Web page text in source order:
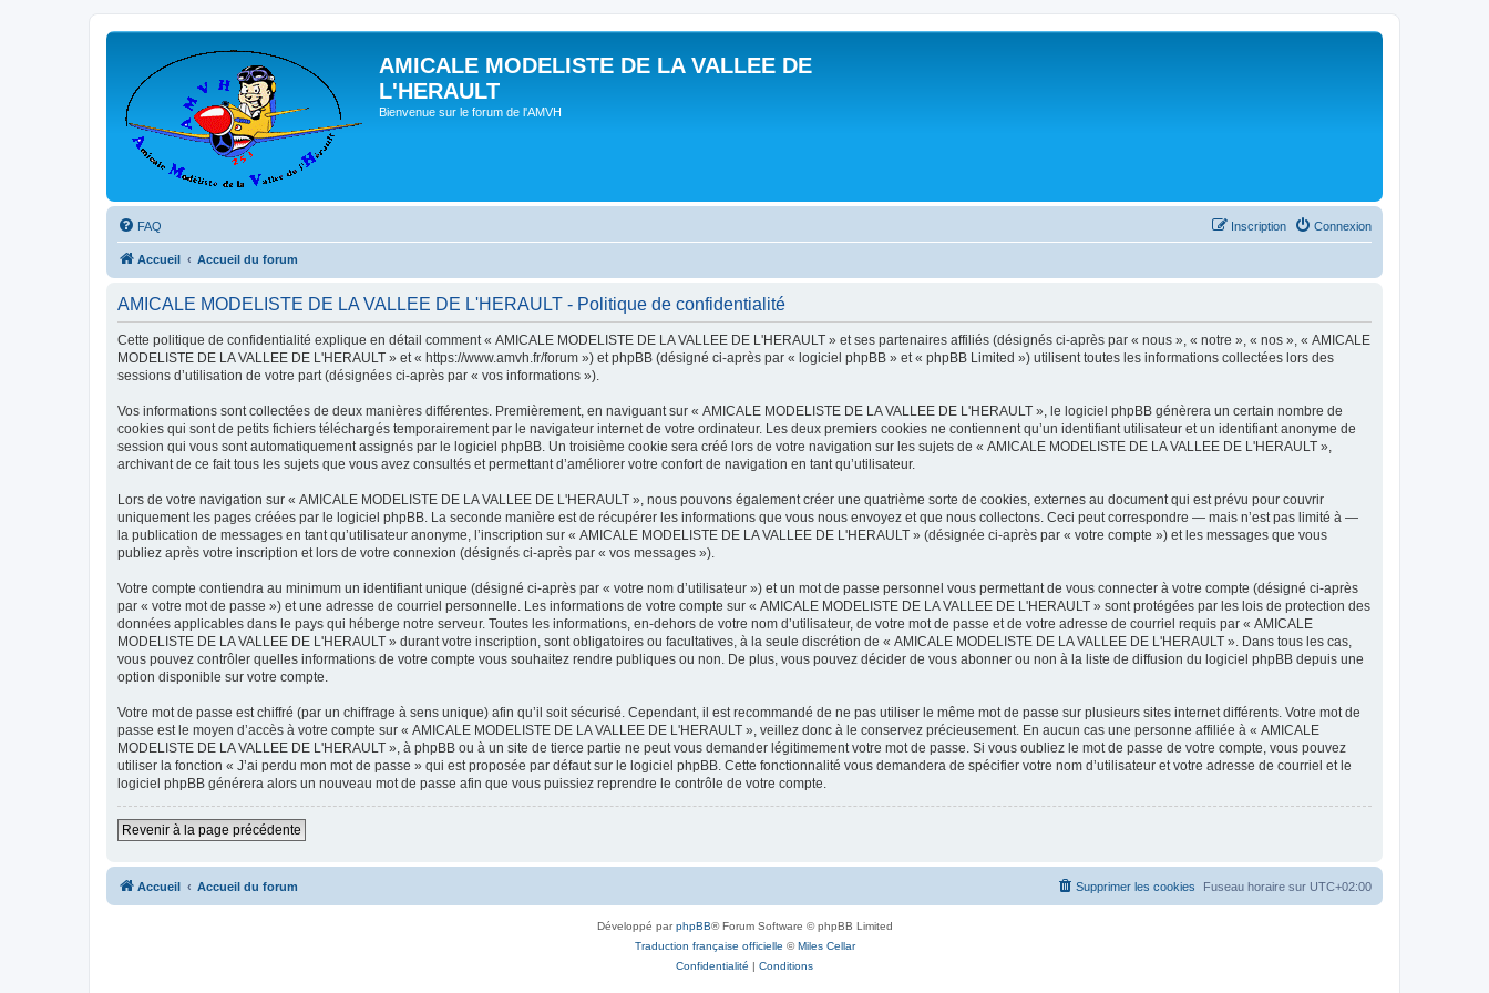
AMICALE MODELISTE DE LA VALLEE DE
L'HERAULT
Bienvenue sur le forum de l'AMVH
FAQ Connexion
Inscription
Accueil Accueil du forum
AMICALE MODELISTE DE LA VALLEE DE L'HERAULT - Politique de confidentialité
Cette politique de confidentialité explique en détail comment « AMICALE MODELISTE DE LA VALLEE DE L'HERAULT » et ses partenaires affiliés (désignés ci-après par « nous », « notre », « nos », « AMICALE
MODELISTE DE LA VALLEE DE L'HERAULT » et « https://www.amvh.fr/forum ») et phpBB (désigné ci-après par « logiciel phpBB » et « phpBB Limited ») utilisent toutes les informations collectées lors des
sessions d’utilisation de votre part (désignées ci-après par « vos informations »).
Vos informations sont collectées de deux manières différentes. Premièrement, en naviguant sur « AMICALE MODELISTE DE LA VALLEE DE L'HERAULT », le logiciel phpBB génèrera un certain nombre de
cookies qui sont de petits fichiers téléchargés temporairement par le navigateur internet de votre ordinateur. Les deux premiers cookies ne contiennent qu’un identifiant utilisateur et un identifiant anonyme de
session qui vous sont automatiquement assignés par le logiciel phpBB. Un troisième cookie sera créé lors de votre navigation sur les sujets de « AMICALE MODELISTE DE LA VALLEE DE L'HERAULT »,
archivant de ce fait tous les sujets que vous avez consultés et permettant d’améliorer votre confort de navigation en tant qu’utilisateur.
Lors de votre navigation sur « AMICALE MODELISTE DE LA VALLEE DE L'HERAULT », nous pouvons également créer une quatrième sorte de cookies, externes au document qui est prévu pour couvrir
uniquement les pages créées par le logiciel phpBB. La seconde manière est de récupérer les informations que vous nous envoyez et que nous collectons. Ceci peut correspondre — mais n’est pas limité à —
la publication de messages en tant qu’utilisateur anonyme, l’inscription sur « AMICALE MODELISTE DE LA VALLEE DE L'HERAULT » (désignée ci-après par « votre compte ») et les messages que vous
publiez après votre inscription et lors de votre connexion (désignés ci-après par « vos messages »).
Votre compte contiendra au minimum un identifiant unique (désigné ci-après par « votre nom d’utilisateur ») et un mot de passe personnel vous permettant de vous connecter à votre compte (désigné ci-après
par « votre mot de passe ») et une adresse de courriel personnelle. Les informations de votre compte sur « AMICALE MODELISTE DE LA VALLEE DE L'HERAULT » sont protégées par les lois de protection des
données applicables dans le pays qui héberge notre serveur. Toutes les informations, en-dehors de votre nom d’utilisateur, de votre mot de passe et de votre adresse de courriel requis par « AMICALE
MODELISTE DE LA VALLEE DE L'HERAULT » durant votre inscription, sont obligatoires ou facultatives, à la seule discrétion de « AMICALE MODELISTE DE LA VALLEE DE L'HERAULT ». Dans tous les cas,
vous pouvez contrôler quelles informations de votre compte vous souhaitez rendre publiques ou non. De plus, vous pouvez décider de vous abonner ou non à la liste de diffusion du logiciel phpBB depuis une
option disponible sur votre compte.
Votre mot de passe est chiffré (par un chiffrage à sens unique) afin qu’il soit sécurisé. Cependant, il est recommandé de ne pas utiliser le même mot de passe sur plusieurs sites internet différents. Votre mot de
passe est le moyen d’accès à votre compte sur « AMICALE MODELISTE DE LA VALLEE DE L'HERAULT », veillez donc à le conservez précieusement. En aucun cas une personne affiliée à « AMICALE
MODELISTE DE LA VALLEE DE L'HERAULT », à phpBB ou à un site de tierce partie ne peut vous demander légitimement votre mot de passe. Si vous oubliez le mot de passe de votre compte, vous pouvez
utiliser la fonction « J’ai perdu mon mot de passe » qui est proposée par défaut sur le logiciel phpBB. Cette fonctionnalité vous demandera de spécifier votre nom d’utilisateur et votre adresse de courriel et le
logiciel phpBB générera alors un nouveau mot de passe afin que vous puissiez reprendre le contrôle de votre compte.
Revenir à la page précédente
Accueil Accueil du forum Fuseau horaire sur UTC+02:00
Supprimer les cookies
Développé parphpBB® Forum Software © phpBB Limited
Traduction française officielle ©Miles Cellar
Confidentialité | Conditions